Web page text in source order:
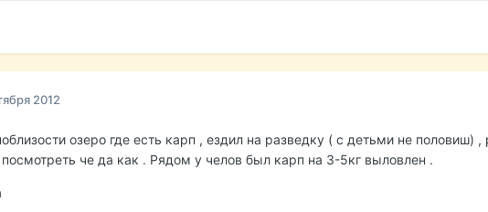
2012
озеро где есть карп , ездил на разведку ( с детьми не половиш)
че да как . Рядом у челов был карп на 3-5кг выловлен .